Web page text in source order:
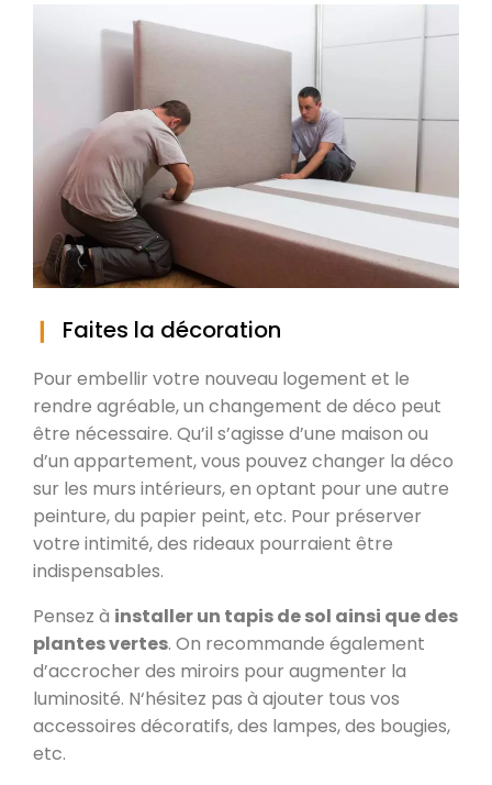
Faites la décoration
Pour embellir votre nouveau logement et le
rendre agréable, un changement de déco peut
être nécessaire. Qu’il s’agisse d’une maison ou
d’un appartement, vous pouvez changer la déco
sur les murs intérieurs, en optant pour une autre
peinture, du papier peint, etc. Pour préserver
votre intimité, des rideaux pourraient être
indispensables.
Pensez à installer un tapis de sol ainsi que des
plantes vertes. On recommande également
d’accrocher des miroirs pour augmenter la
luminosité. N‘hésitez pas à ajouter tous vos
accessoires décoratifs, des lampes, des bougies,
etc.